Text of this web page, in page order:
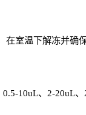
室温下解冻并确
0.5-10uL、 2-20uL、